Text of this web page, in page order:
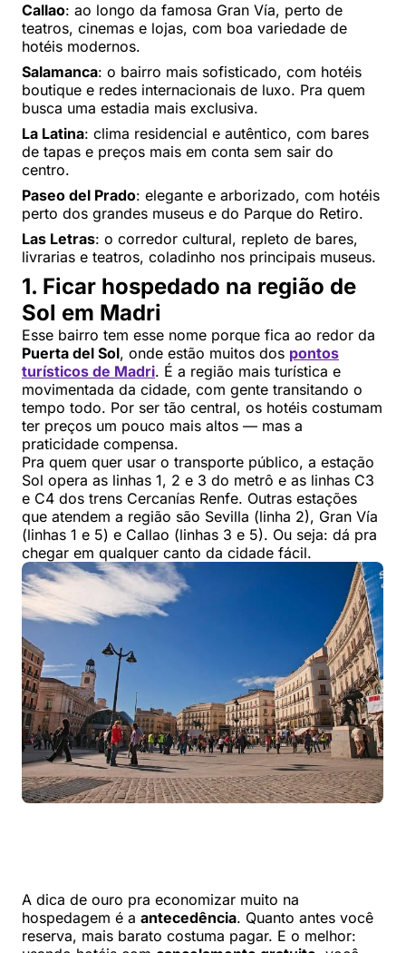
Callao: ao longo da famosa Gran Vía, perto de
teatros, cinemas e lojas, com boa variedade de
hotéis modernos.
Salamanca: o bairro mais sofisticado, com hotéis
boutique e redes internacionais de luxo. Pra quem
busca uma estadia mais exclusiva.
La Latina: clima residencial e autêntico, com bares
de tapas e preços mais em conta sem sair do
centro.
Paseo del Prado: elegante e arborizado, com hotéis
perto dos grandes museus e do Parque do Retiro.
Las Letras: o corredor cultural, repleto de bares,
livrarias e teatros, coladinho nos principais museus.
1. Ficar hospedado na região de
Sol em Madri
Esse bairro tem esse nome porque fica ao redor da
Puerta del Sol, onde estão muitos dos pontos
turísticos de Madri. É a região mais turística e
movimentada da cidade, com gente transitando o
tempo todo. Por ser tão central, os hotéis costumam
ter preços um pouco mais altos — mas a
praticidade compensa.
Pra quem quer usar o transporte público, a estação
Sol opera as linhas 1, 2 e 3 do metrô e as linhas C3
e C4 dos trens Cercanías Renfe. Outras estações
que atendem a região são Sevilla (linha 2), Gran Vía
(linhas 1 e 5) e Callao (linhas 3 e 5). Ou seja: dá pra
chegar em qualquer canto da cidade fácil.
A dica de ouro pra economizar muito na
hospedagem é a antecedência. Quanto antes você
reserva, mais barato costuma pagar. E o melhor: